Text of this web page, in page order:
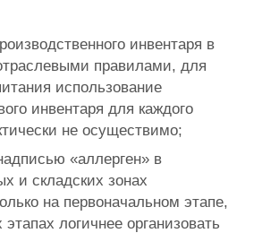
инвентаря в
правилами, для
использование
инвентаря для каждого
не осуществимо;
«аллерген» в
и складских зонах
на первоначальном этапе,
логичнее организовать